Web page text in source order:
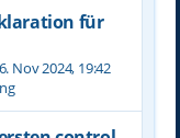
für
Nov 2024, 19:42